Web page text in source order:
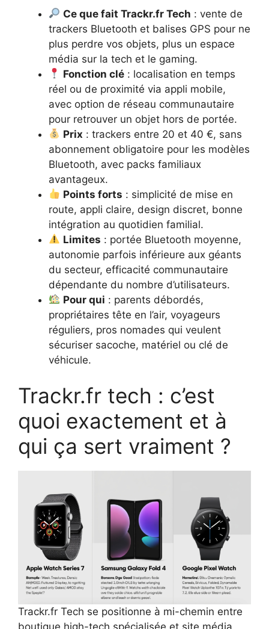
Ce que fait Trackr.fr Tech : vente de
trackers Bluetooth et balises GPS pour ne
plus perdre vos objets, plus un espace
média sur la tech et le gaming.
Fonction clé : localisation en temps
réel ou de proximité via appli mobile,
avec option de réseau communautaire
pour retrouver un objet hors de portée.
Prix : trackers entre 20 et 40 €, sans
abonnement obligatoire pour les modèles
Bluetooth, avec packs familiaux
avantageux.
Points forts : simplicité de mise en
route, appli claire, design discret, bonne
intégration au quotidien familial.
Limites : portée Bluetooth moyenne,
autonomie parfois inférieure aux géants
du secteur, efficacité communautaire
dépendante du nombre d’utilisateurs.
Pour qui : parents débordés,
propriétaires tête en l’air, voyageurs
réguliers, pros nomades qui veulent
sécuriser sacoche, matériel ou clé de
véhicule.
Trackr.fr tech : c’est
quoi exactement et à
qui ça sert vraiment ?
Trackr.fr Tech se positionne à mi-chemin entre
boutique high-tech spécialisée et site média